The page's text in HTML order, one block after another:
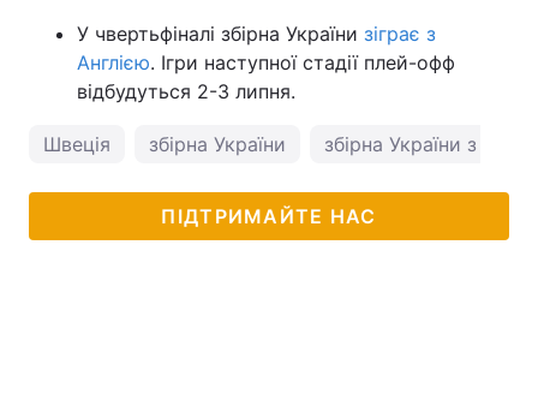
У чвертьфіналі збірна України зіграє з
Англією. Ігри наступної стадії плей-офф
відбудуться 2-3 липня.
Швеція збірна України збірна України з
ПІДТРИМАЙТЕ НАС